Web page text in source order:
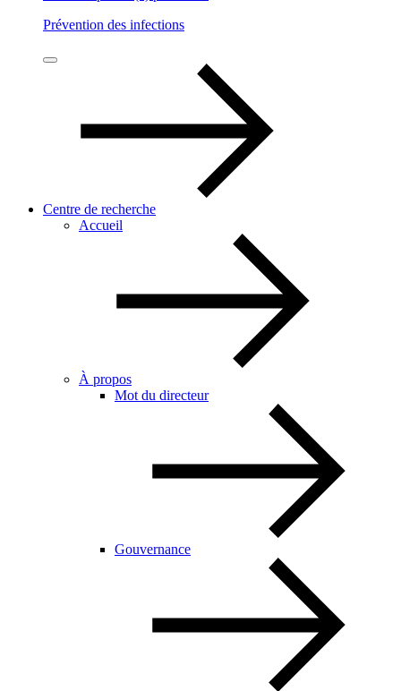
Prévention des infections
Centre de recherche
Accueil
À propos
Mot du directeur
Gouvernance